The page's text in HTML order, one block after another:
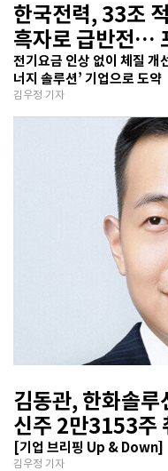
한국전력, 33조
흑자로 급반전…
충
전기요금 인상 없이 체질 개
너지 솔루션’ 기업으로 도약
김우정 기자
김동관, 한화솔
신주 2만3153주
[기업 브리핑 Up & Down]
김우정 기자